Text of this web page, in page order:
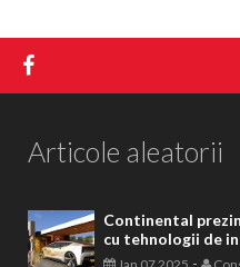
Articole aleatorii
Continental
cu tehnologii de
-